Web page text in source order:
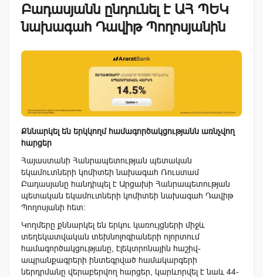
Բադասյանն ընդունել է ԱՀ ՊԵԿ
նախագահ Դավիթ Պողոսյանին
Քննարկել են երկկողմ համագործակցությանն առնչվող
հարցեր
Հայաստանի Հանրապետության պետական
եկամուտների կոմիտեի նախագահ Ռուստամ
Բադասյանը հանդիպել է Արցախի Հանրապետության
պետական եկամուտների կոմիտեի նախագահ Դավիթ
Պողոսյանի հետ:
Կողմերը քննարկել են երկու կառույցների միջև
տեղեկատվական տեխնոլոգիաների ոլորտում
համագործակցությանը, էլեկտրոնային հաշիվ-
ապրանքագրերի ինտեգրված համակարգերի
ներդրմանը վերաբերվող հարցեր, կարևորվել է նաև 44-